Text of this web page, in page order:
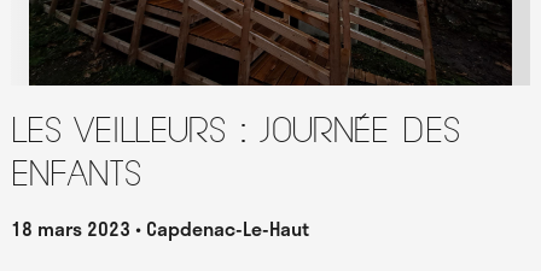
Les Veilleurs : journée des
enfants
18 mars 2023 Capdenac-Le-Haut